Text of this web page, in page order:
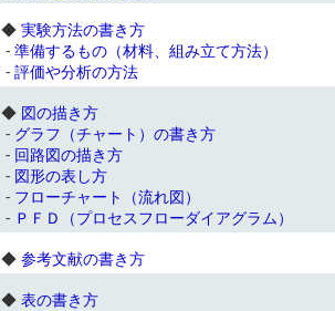
◆ 実験方法の書き方
- 準備するもの（材料、組み立て方法）
- 評価や分析の方法
◆ 図の描き方
- グラフ（チャート）の書き方
- 回路図の描き方
- 図形の表し方
- フローチャート（流れ図）
- ＰＦＤ（プロセスフローダイアグラム）
◆ 参考文献の書き方
◆ 表の書き方